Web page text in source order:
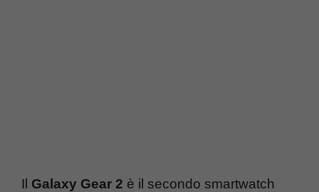
Il Galaxy Gear 2 è il secondo smartwatch